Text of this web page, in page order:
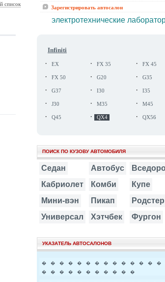
список
Зарегистрировать автосалон
электротехнические
Infiniti
· EX · FX 35 · FX 45
· FX 50 · G20 · G35
· G37 · I30 · I35
· J30 · M35 · M45
· Q45 · QX4 · QX56
ПОИСК ПО КУЗОВУ АВТОМОБИЛЯ
Седан Автобус
Кабриолет
Комби
Купе
Мини-вэн
Пикап
Родстер
Универсал
Хэтчбек Фургон
УКАЗАТЕЛЬ АВТОСАЛОНОВ
� � � � � � � � � � � � � �
�
� � � � � � � � � �